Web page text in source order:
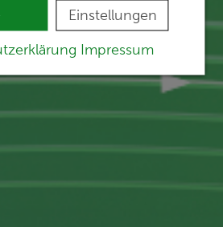
Einstellungen
Impressum